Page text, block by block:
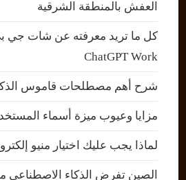
العفش بالمنطقة الشرقية
كل ما تريد معرفته عن شات جي
ChatGPT Work
شرح أهم مصطلحات قاموس
مزايا وعيوب ميزة أسماء
لماذا يجب عليك اختيار منيو
الصين تفرض الذكاء الاصطناعي